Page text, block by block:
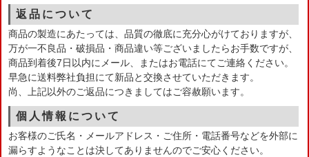
返品について
商品の製造にあたっては、品質の徹底に充分心がけておりますが、
万が一不良品・破損品・商品違い等ございましたらお手数ですが、
商品到着後7日以内にメール、またはお電話にてご連絡ください。
早急に送料弊社負担にて新品と交換させていただきます。
尚、上記以外のご返品につきましてはご容赦願います。
個人情報について
お客様のご氏名・メールアドレス・ご住所・電話番号などを外部に
漏らすようなことは決してありませんのでご安心ください。